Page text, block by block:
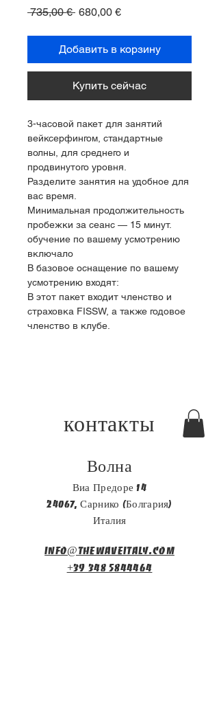
735,00 € Обычная
680,00 €Спеццена
Добавить в корзину
Купить сейчас
3-часовой пакет для занятий
вейксерфингом, стандартные
волны, для среднего и
продвинутого уровня.
Разделите занятия на удобное для
вас время.
Минимальная продолжительность
пробежки за сеанс — 15 минут.
обучение по вашему усмотрению
включало
В базовое оснащение по вашему
усмотрению входят:
В этот пакет входит членство и
страховка FISSW, а также годовое
членство в клубе.
контакты
Волна
Виа Предоре 14
24067, Сарнико (Болгария)
Италия
info@thewaveitaly.com
+39 348 5844464